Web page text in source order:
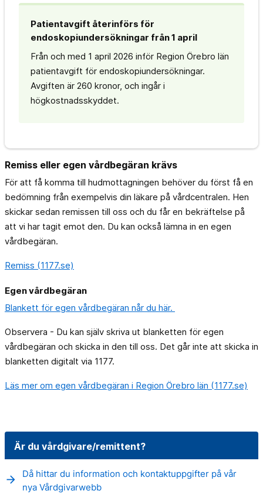
Patientavgift återinförs för
endoskopiundersökningar från 1 april
Från och med 1 april 2026 inför Region Örebro län
patientavgift för endoskopiundersökningar.
Avgiften är 260 kronor, och ingår i
högkostnadsskyddet.
Remiss eller egen vårdbegäran krävs
För att få komma till hudmottagningen behöver du först få en
bedömning från exempelvis din läkare på vårdcentralen. Hen
skickar sedan remissen till oss och du får en bekräftelse på
att vi har tagit emot den. Du kan också lämna in en egen
vårdbegäran.
Remiss (1177.se)
Egen vårdbegäran
Blankett för egen vårdbegäran når du här.
Observera - Du kan själv skriva ut blanketten för egen
vårdbegäran och skicka in den till oss. Det går inte att skicka in
blanketten digitalt via 1177.
Läs mer om egen vårdbegäran i Region Örebro län (1177.se)
Är du vårdgivare/remittent?
arrow_forward
Då hittar du information och kontaktuppgifter på vår
nya Vårdgivarwebb